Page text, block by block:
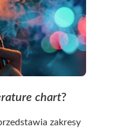
chart?
zakresy